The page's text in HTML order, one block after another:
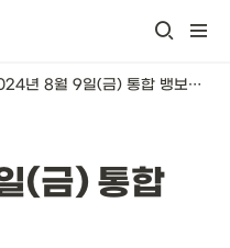
2024년 8월 9일(금) 통합 뱅보드 차트
(금) 통합